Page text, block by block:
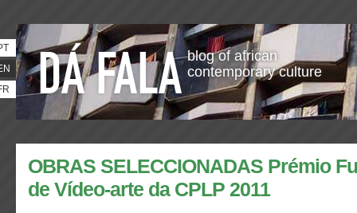
blog of african
contemporary culture
OBRAS SELECCIONADAS Prémio
de Vídeo-arte da CPLP 2011